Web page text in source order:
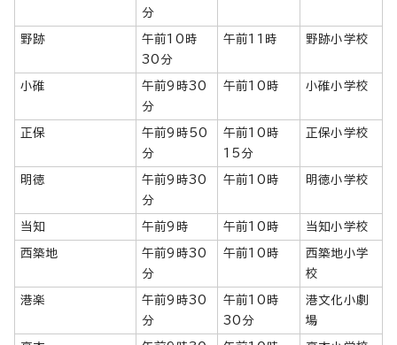
分
野跡
午前10時
30分
午前11時 野跡小学校
小碓
午前9時30
分
午前10時 小碓小学校
正保
午前9時50
分
午前10時
15分
正保小学校
明徳
午前9時30
分
午前10時 明徳小学校
当知 午前9時 午前10時 当知小学校
西築地
午前9時30
分
午前10時
西築地小学
校
港楽
午前9時30
分
午前10時
30分
港文化小劇
場